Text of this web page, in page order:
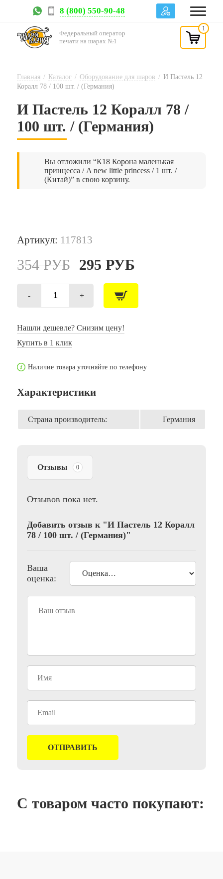
8 (800) 550-90-48
Федеральный оператор
печати на шарах №1
1
Главная / Каталог / Оборудование для шаров / И Пастель 12
Коралл 78 / 100 шт. / (Германия)
И Пастель 12 Коралл 78 /
100 шт. / (Германия)
Вы отложили “К18 Корона маленькая
принцесса / A new little princess / 1 шт. /
(Китай)” в свою корзину.
Артикул: 117813
354РУБ 295 РУБ
Количество
Пастель
12
Коралл
/
100
/
(Германия)
- +
Нашли дешевле? Снизим цену!
Купить в 1 клик
Наличие товара уточняйте по телефону
Характеристики
Страна производитель: Германия
Отзывы 0
Отзывов пока нет.
Добавить отзыв к "И Пастель 12 Коралл
78 / 100 шт. / (Германия)"
Ваша
оценка:
С товаром часто покупают: